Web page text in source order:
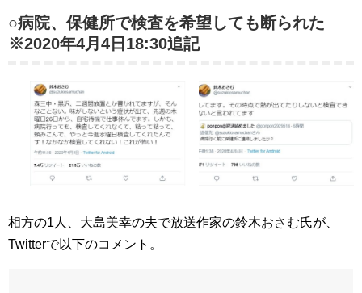
○病院、保健所で検査を希望しても断られた
※2020年4月4日18:30追記
相方の1人、大島美幸の夫で放送作家の鈴木おさむ氏が、
Twitterで以下のコメント。